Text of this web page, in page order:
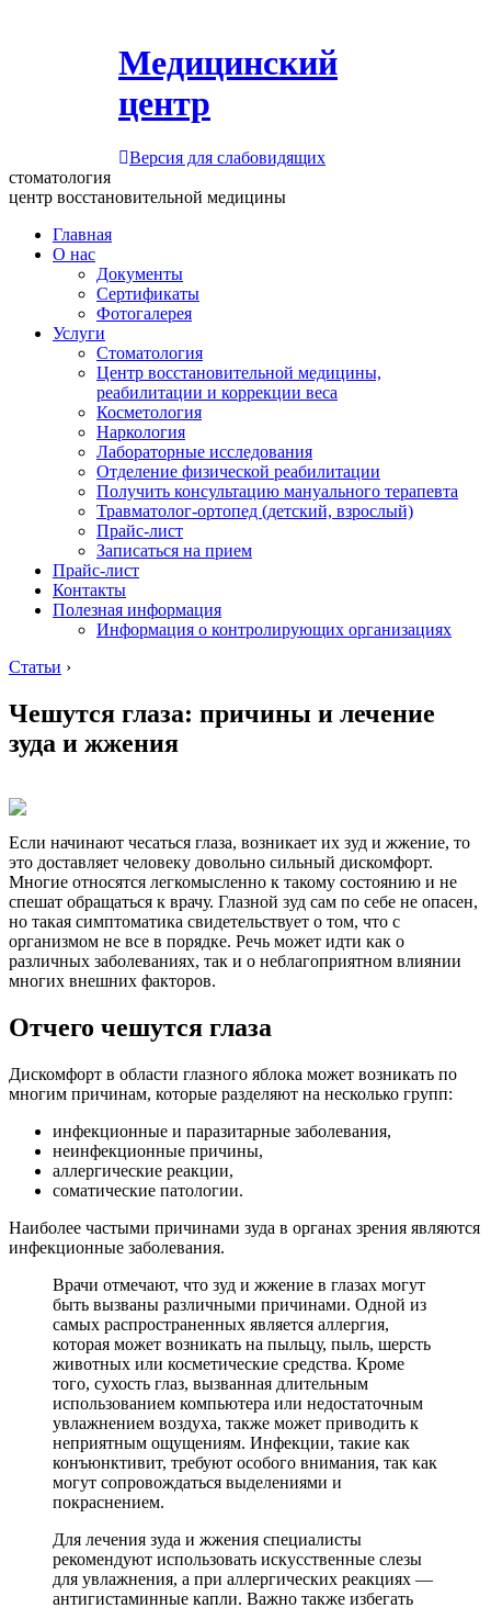
Медицинский
центр
Версия для слабовидящих
стоматология
центр восстановительной медицины
Главная
О нас
Документы
Сертификаты
Фотогалерея
Услуги
Стоматология
Центр восстановительной медицины,
реабилитации и коррекции веса
Косметология
Наркология
Лабораторные исследования
Отделение физической реабилитации
Получить консультацию мануального терапевта
Травматолог-ортопед (детский, взрослый)
Прайс-лист
Записаться на прием
Прайс-лист
Контакты
Полезная информация
Информация о контролирующих организациях
Статьи ›
Чешутся глаза: причины и лечение
зуда и жжения
Если начинают чесаться глаза, возникает их зуд и жжение, то
это доставляет человеку довольно сильный дискомфорт.
Многие относятся легкомысленно к такому состоянию и не
спешат обращаться к врачу. Глазной зуд сам по себе не опасен,
но такая симптоматика свидетельствует о том, что с
организмом не все в порядке. Речь может идти как о
различных заболеваниях, так и о неблагоприятном влиянии
многих внешних факторов.
Отчего чешутся глаза
Дискомфорт в области глазного яблока может возникать по
многим причинам, которые разделяют на несколько групп:
инфекционные и паразитарные заболевания,
неинфекционные причины,
аллергические реакции,
соматические патологии.
Наиболее частыми причинами зуда в органах зрения являются
инфекционные заболевания.
Врачи отмечают, что зуд и жжение в глазах могут
быть вызваны различными причинами. Одной из
самых распространенных является аллергия,
которая может возникать на пыльцу, пыль, шерсть
животных или косметические средства. Кроме
того, сухость глаз, вызванная длительным
использованием компьютера или недостаточным
увлажнением воздуха, также может приводить к
неприятным ощущениям. Инфекции, такие как
конъюнктивит, требуют особого внимания, так как
могут сопровождаться выделениями и
покраснением.
Для лечения зуда и жжения специалисты
рекомендуют использовать искусственные слезы
для увлажнения, а при аллергических реакциях —
антигистаминные капли. Важно также избегать